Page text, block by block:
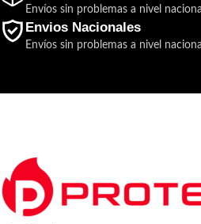
Envíos sin problemas a nivel
Envios Nacionales
Envíos sin problemas a nivel